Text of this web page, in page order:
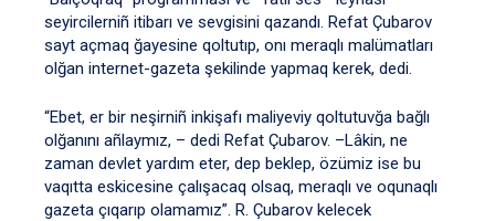
seyircilerniñ itibarı ve sevgisini qazandı. Refat Çubarov
sayt açmaq ğayesine qoltutıp, onı meraqlı malümatları
olğan internet-gazeta şekilinde yapmaq kerek, dedi.
“Ebet, er bir neşirniñ inkişafı maliyeviy qoltutuvğa bağlı
olğanını añlaymız, – dedi Refat Çubarov. –Lâkin, ne
zaman devlet yardım eter, dep beklep, özümiz ise bu
vaqıtta eskicesine çalışacaq olsaq, meraqlı ve oqunaqlı
gazeta çıqarıp olamamız”. R. Çubarov kelecek